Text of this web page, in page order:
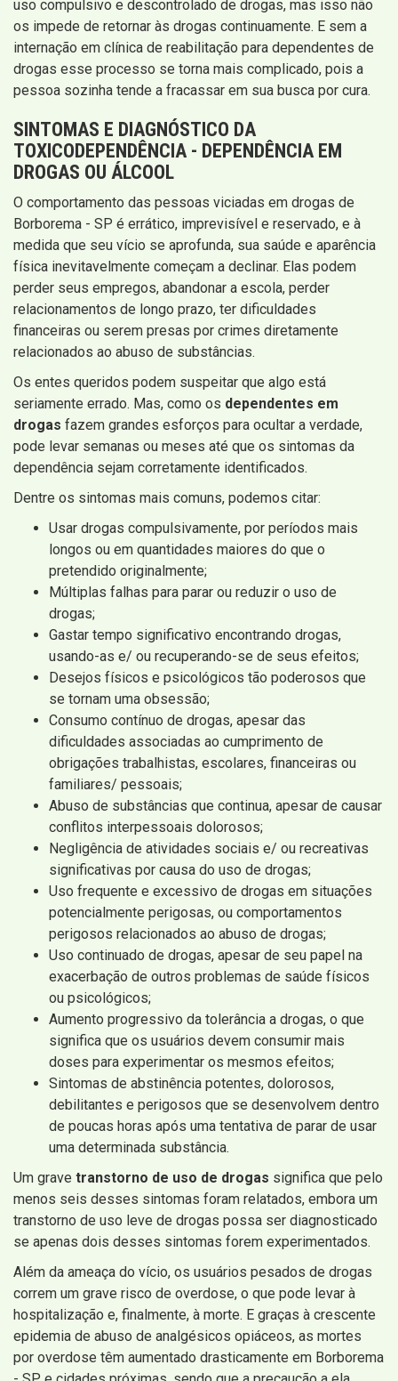
uso compulsivo e descontrolado de drogas, mas isso não
os impede de retornar às drogas continuamente. E sem a
internação em clínica de reabilitação para dependentes de
drogas esse processo se torna mais complicado, pois a
pessoa sozinha tende a fracassar em sua busca por cura.
SINTOMAS E DIAGNÓSTICO DA
TOXICODEPENDÊNCIA - DEPENDÊNCIA EM
DROGAS OU ÁLCOOL
O comportamento das pessoas viciadas em drogas de
Borborema - SP é errático, imprevisível e reservado, e à
medida que seu vício se aprofunda, sua saúde e aparência
física inevitavelmente começam a declinar. Elas podem
perder seus empregos, abandonar a escola, perder
relacionamentos de longo prazo, ter dificuldades
financeiras ou serem presas por crimes diretamente
relacionados ao abuso de substâncias.
Os entes queridos podem suspeitar que algo está
seriamente errado. Mas, como os dependentes em
drogas fazem grandes esforços para ocultar a verdade,
pode levar semanas ou meses até que os sintomas da
dependência sejam corretamente identificados.
Dentre os sintomas mais comuns, podemos citar:
Usar drogas compulsivamente, por períodos mais
longos ou em quantidades maiores do que o
pretendido originalmente;
Múltiplas falhas para parar ou reduzir o uso de
drogas;
Gastar tempo significativo encontrando drogas,
usando-as e/ ou recuperando-se de seus efeitos;
Desejos físicos e psicológicos tão poderosos que
se tornam uma obsessão;
Consumo contínuo de drogas, apesar das
dificuldades associadas ao cumprimento de
obrigações trabalhistas, escolares, financeiras ou
familiares/ pessoais;
Abuso de substâncias que continua, apesar de causar
conflitos interpessoais dolorosos;
Negligência de atividades sociais e/ ou recreativas
significativas por causa do uso de drogas;
Uso frequente e excessivo de drogas em situações
potencialmente perigosas, ou comportamentos
perigosos relacionados ao abuso de drogas;
Uso continuado de drogas, apesar de seu papel na
exacerbação de outros problemas de saúde físicos
ou psicológicos;
Aumento progressivo da tolerância a drogas, o que
significa que os usuários devem consumir mais
doses para experimentar os mesmos efeitos;
Sintomas de abstinência potentes, dolorosos,
debilitantes e perigosos que se desenvolvem dentro
de poucas horas após uma tentativa de parar de usar
uma determinada substância.
Um grave transtorno de uso de drogas significa que pelo
menos seis desses sintomas foram relatados, embora um
transtorno de uso leve de drogas possa ser diagnosticado
se apenas dois desses sintomas forem experimentados.
Além da ameaça do vício, os usuários pesados ​​de drogas
correm um grave risco de overdose, o que pode levar à
hospitalização e, finalmente, à morte. E graças à crescente
epidemia de abuso de analgésicos opiáceos, as mortes
por overdose têm aumentado drasticamente em Borborema